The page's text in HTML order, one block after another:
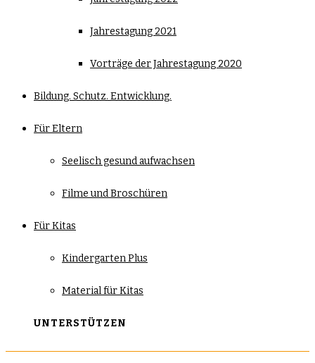
Jahrestagung 2021
Vorträge der Jahrestagung 2020
Bildung. Schutz. Entwicklung.
Für Eltern
Seelisch gesund aufwachsen
Filme und Broschüren
Für Kitas
Kindergarten Plus
Material für Kitas
UNTERSTÜTZEN